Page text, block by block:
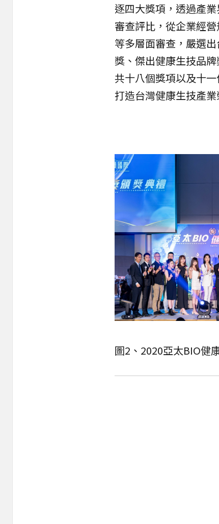
逐四大獎項，透過產
審查評比，從企業經
等多層面審查，嚴選
獎、傑出健康生技品
共十八個獎項以及十
打造台灣健康生技產業
圖2、2020亞太BIO健